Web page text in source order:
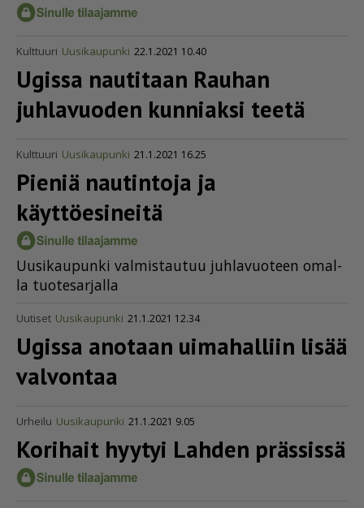
Kulttuuri Uusikaupunki 22.1.2021 10.40
Ugissa nautitaan Rauhan
juhlavuoden kunniaksi teetä
Kulttuuri Uusikaupunki 21.1.2021 16.25
Pieniä nautintoja ja
käyttöesineitä
Uu­si­kau­pun­ki val­mis­tau­tuu juh­la­vuo­teen omal­
la tuo­te­sar­jal­la
Uutiset Uusikaupunki 21.1.2021 12.34
Ugissa anotaan uimahalliin lisää
valvontaa
Urheilu Uusikaupunki 21.1.2021 9.05
Korihait hyytyi Lahden prässissä